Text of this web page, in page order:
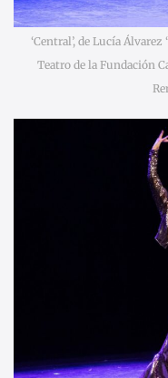
‘Central’, de Lucía Álvarez
Teatro de la Fundación